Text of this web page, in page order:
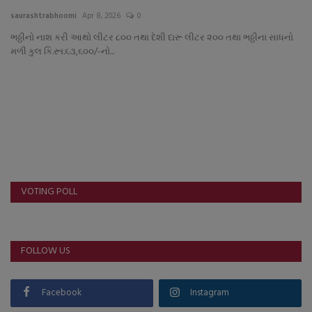
About Author
Contact
ગુજરાત
Support US
બજારના સમાચાર
saurashtrabhoomi Apr 8, 2026 0
ભઠ્ઠીનો નાશ કરી આથો લીટર ૮૦૦ તથા દેશી દારૂ લીટર ૨૦૦ તથા ભઠ્ઠીના સાધનો
મળી કુલ કિ.રૂા.૬૩,૬૦૦/-નો...
VOTING POLL
FOLLOW US
Facebook Instagram